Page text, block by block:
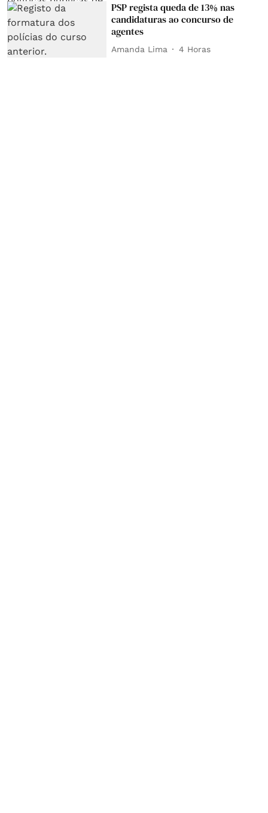
PSP regista queda de 13% nas
candidaturas ao concurso de
agentes
Amanda Lima 4 Horas